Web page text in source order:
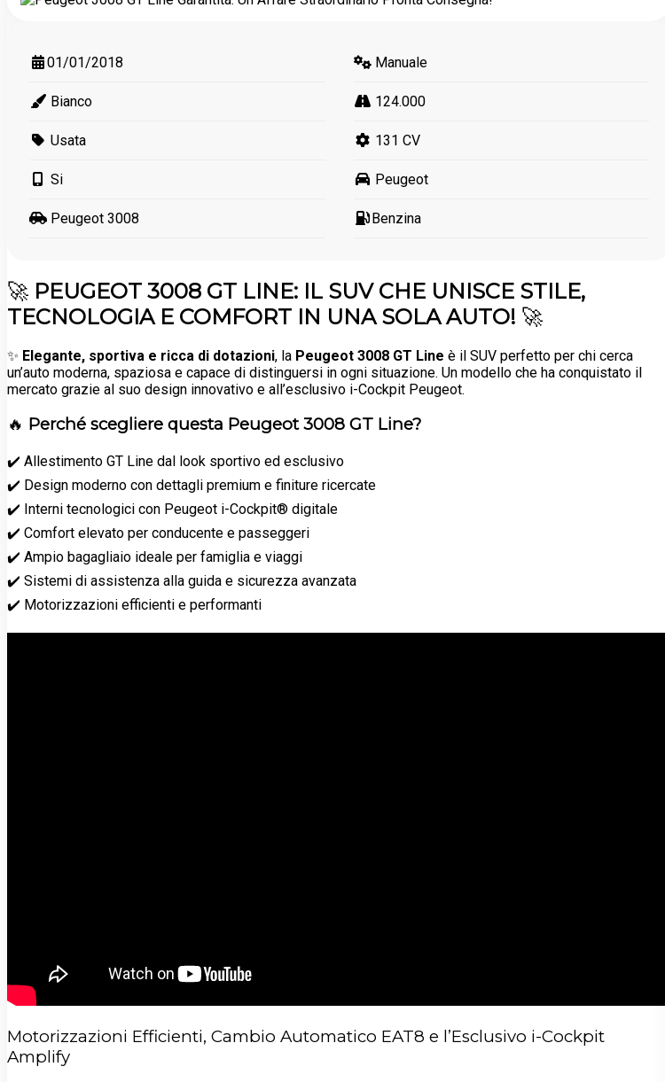
01/01/2018 Manuale
Bianco 124.000
Usata 131 CV
Si Peugeot
Peugeot 3008 Benzina
🚀 PEUGEOT 3008 GT LINE: IL SUV CHE UNISCE STILE,
TECNOLOGIA E COMFORT IN UNA SOLA AUTO! 🚀
✨ Elegante, sportiva e ricca di dotazioni, la Peugeot 3008 GT Line è il SUV perfetto per chi cerca
un’auto moderna, spaziosa e capace di distinguersi in ogni situazione. Un modello che ha conquistato il
mercato grazie al suo design innovativo e all’esclusivo i-Cockpit Peugeot.
🔥 Perché scegliere questa Peugeot 3008 GT Line?
✔️ Allestimento GT Line dal look sportivo ed esclusivo
✔️ Design moderno con dettagli premium e finiture ricercate
✔️ Interni tecnologici con Peugeot i-Cockpit® digitale
✔️ Comfort elevato per conducente e passeggeri
✔️ Ampio bagagliaio ideale per famiglia e viaggi
✔️ Sistemi di assistenza alla guida e sicurezza avanzata
✔️ Motorizzazioni efficienti e performanti
Motorizzazioni Efficienti, Cambio Automatico EAT8 e l’Esclusivo i-Cockpit
Amplify